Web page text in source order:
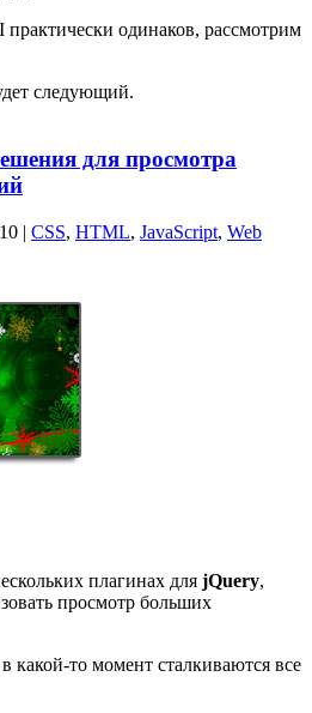
практически одинаков, рассмотрим
следующий.
для просмотра
| CSS, HTML, JavaScript, Web
плагинах для jQuery,
просмотр больших
какой-то момент сталкиваются все